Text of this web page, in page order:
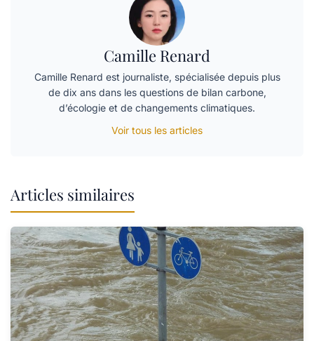
Camille Renard
Camille Renard est journaliste, spécialisée depuis plus
de dix ans dans les questions de bilan carbone,
d’écologie et de changements climatiques.
Voir tous les articles
Articles similaires